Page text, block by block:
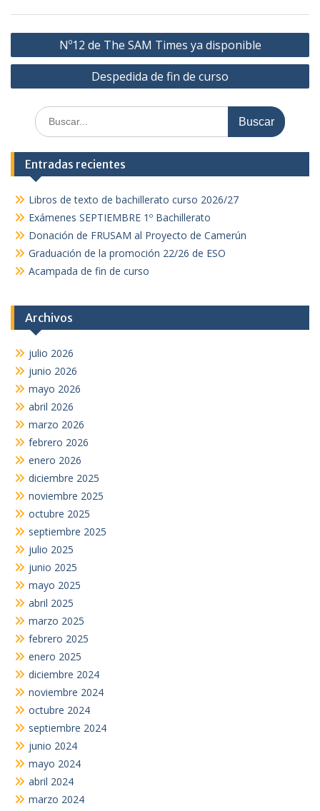
Navegación
de
Nº12 de The SAM Times ya disponible
Despedida de fin de curso
Buscar:
Entradas recientes
Libros de texto de bachillerato curso 2026/27
Exámenes SEPTIEMBRE 1º Bachillerato
Donación de FRUSAM al Proyecto de Camerún
Graduación de la promoción 22/26 de ESO
Acampada de fin de curso
Archivos
julio 2026
junio 2026
mayo 2026
abril 2026
marzo 2026
febrero 2026
enero 2026
diciembre 2025
noviembre 2025
octubre 2025
septiembre 2025
julio 2025
junio 2025
mayo 2025
abril 2025
marzo 2025
febrero 2025
enero 2025
diciembre 2024
noviembre 2024
octubre 2024
septiembre 2024
junio 2024
mayo 2024
abril 2024
marzo 2024